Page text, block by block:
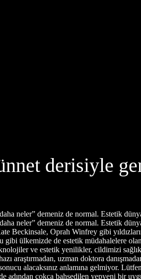
derisiyle
neler” demeniz de normal. Estetik
neler” demeniz de normal. Estetik
Beckinsale, Oprah Winfrey gibi
ülkemizde de estetik müdahalelere
ve estetik yenilikler, cildimizi
araştırmadan, uzman doktora
alacaksınız anlamına gelmiyor.
adından çokça bahsedilen yepyeni bir